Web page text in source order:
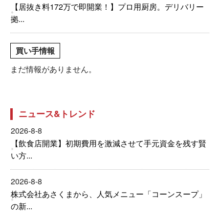
【居抜き料172万で即開業！】プロ用厨房。デリバリー
拠...
買い手情報
まだ情報がありません。
ニュース&トレンド
2026-8-8
【飲食店開業】初期費用を激減させて手元資金を残す賢
い方...
2026-8-8
株式会社あさくまから、人気メニュー「コーンスープ」
の新...